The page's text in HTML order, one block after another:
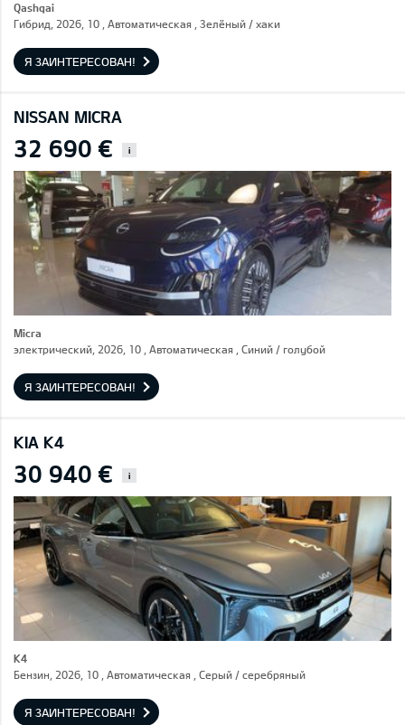
Qashqai
Гибрид, 2026, 10 , Автоматическая , Зелёный / хаки
Я ЗАИНТЕРЕСОВАН!
NISSAN MICRA
32 690 € i
Micra
электрический, 2026, 10 , Автоматическая , Синий / голубой
Я ЗАИНТЕРЕСОВАН!
KIA K4
30 940 € i
K4
Бензин, 2026, 10 , Автоматическая , Серый / cеребряный
Я ЗАИНТЕРЕСОВАН!